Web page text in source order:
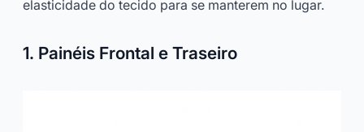
elasticidade do tecido para se manterem no lugar.
1. Painéis Frontal e Traseiro